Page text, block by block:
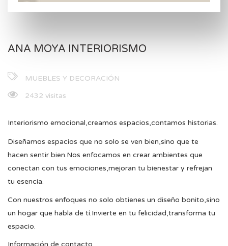
ANA MOYA INTERIORISMO
MUEBLES Y DECORACIÓN
2432 visitas
Interiorismo emocional,creamos espacios,contamos historias.
Diseñamos espacios que no solo se ven bien,sino que te
hacen sentir bien.Nos enfocamos en crear ambientes que
conectan con tus emociones,mejoran tu bienestar y refrejan
tu esencia.
Con nuestros enfoques no solo obtienes un diseño bonito,sino
un hogar que habla de tí.Invierte en tu felicidad,transforma tu
espacio.
Información de contacto